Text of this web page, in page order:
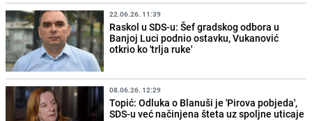
22.06.26. 11:39
Raskol u SDS-u: Šef gradskog odbora u
Banjoj Luci podnio ostavku, Vukanović
otkrio ko 'trlja ruke'
08.06.26. 12:29
Topić: Odluka o Blanuši je 'Pirova pobjeda',
SDS-u već načinjena šteta uz spoljne uticaje